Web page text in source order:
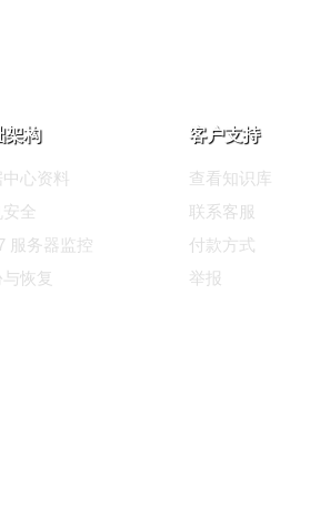
架构
心资料
全
服务器监控
恢复
客户支持
查看知识库
联系客服
付款方式
举报